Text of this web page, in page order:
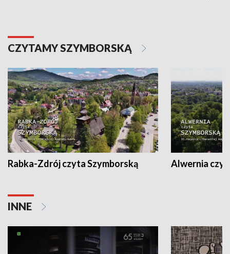
CZYTAMY SZYMBORSKĄ
Rabka-Zdrój czyta Szymborską Alwernia
INNE